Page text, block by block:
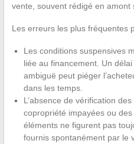
vente, souvent rédigé en amont
Les erreurs les plus fréquentes
Les conditions suspensives
liée au financement. Un
ambiguë peut piéger
dans les temps.
L’absence de vérification
copropriété impayées ou
éléments ne figurent pas
fournis spontanément par le